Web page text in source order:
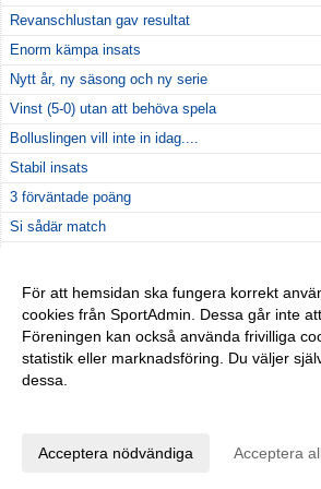
Revanschlustan gav resultat
Enorm kämpa insats
Nytt år, ny säsong och ny serie
Vinst (5-0) utan att behöva spela
Bolluslingen vill inte in idag....
Stabil insats
3 förväntade poäng
Si sådär match
Nollan spräckt i dubbel bemärkelse
Nollan fortfarande intakt efter "derbyt"
Hemmavinst i seriepremiären
För att hemsidan ska fungera korrekt
cookies från SportAdmin. Dessa går inte
Föreningen kan också använda frivilliga
statistik eller marknadsföring. Du väljer
dessa.
Acceptera nödvändiga Acceptera